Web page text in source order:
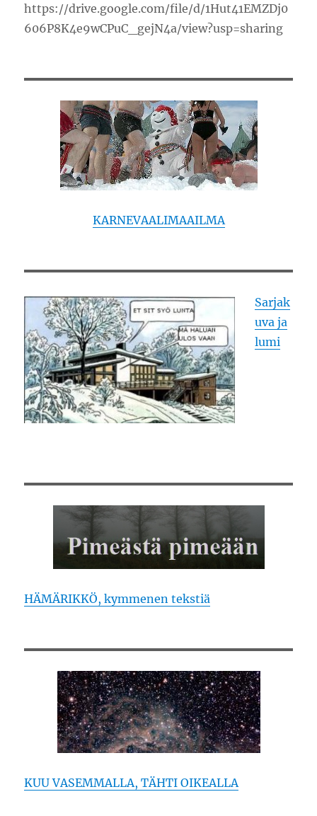
https://drive.google.com/file/d/1Hut41EMZDj0
606P8K4e9wCPuC_gejN4a/view?usp=sharing
KARNEVAALIMAAILMA
Sarjak
uva ja
lumi
HÄMÄRIKKÖ, kymmenen tekstiä
KUU VASEMMALLA, TÄHTI OIKEALLA